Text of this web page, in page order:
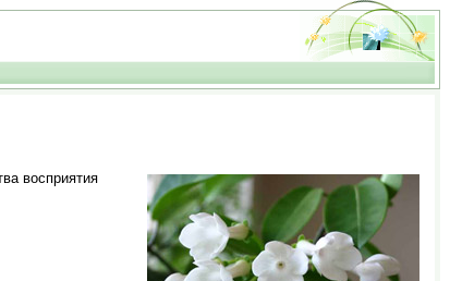
восприятия